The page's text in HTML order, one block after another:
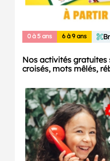
0 à 5 ans 6 à 9 ans
Nos activités gratuites
croisés, mots mêlés,